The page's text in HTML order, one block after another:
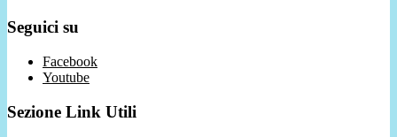
Seguici su
Facebook
Youtube
Sezione Link Utili